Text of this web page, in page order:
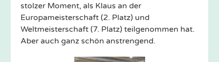
stolzer Moment, als Klaus an der
Europameisterschaft (2. Platz) und
Weltmeisterschaft (7. Platz) teilgenommen hat.
Aber auch ganz schön anstrengend.